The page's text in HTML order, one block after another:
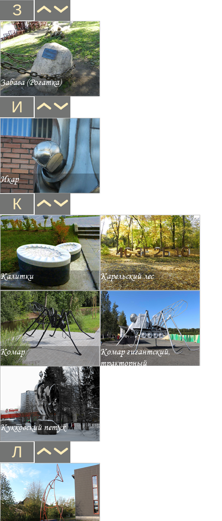
З
Забава (Рогатка)
И
Икар
К
Калитки Карельский лес
Комар
Комар гигантский,
тракторный
Кукковский петух
Л